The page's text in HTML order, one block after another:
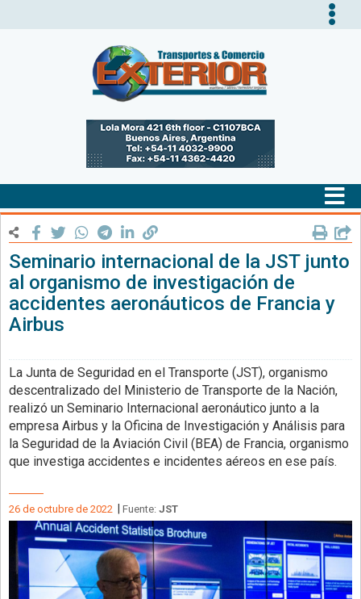
Seminario internacional de la JST junto
al organismo de investigación de
accidentes aeronáuticos de Francia y
Airbus
La Junta de Seguridad en el Transporte (JST), organismo
descentralizado del Ministerio de Transporte de la Nación,
realizó un Seminario Internacional aeronáutico junto a la
empresa Airbus y la Oficina de Investigación y Análisis para
la Seguridad de la Aviación Civil (BEA) de Francia, organismo
que investiga accidentes e incidentes aéreos en ese país.
26 de octubre de 2022 Fuente: JST